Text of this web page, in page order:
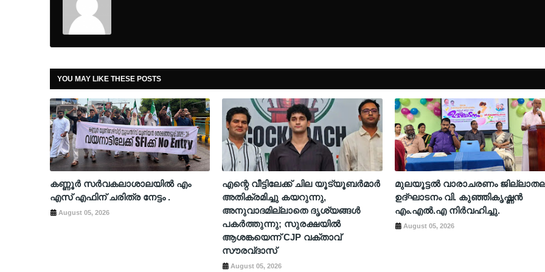
YOU MAY LIKE THESE POSTS
കണ്ണൂർ സർവകലാശാലയിൽ എം
എസ് എഫിന് ചരിത്ര നേട്ടം .
August 05, 2026
എന്റെ വീട്ടിലേക്ക് ചില യൂട്യൂബർമാർ
അതിക്രമിച്ചു കയറുന്നു,
അനുവാദമില്ലാതെ ദൃശ്യങ്ങൾ
പകർത്തുന്നു; സുരക്ഷയിൽ
ആശങ്കയെന്ന് CJP വക്താവ്
സൗരവ്ദാസ്
August 05, 2026
മുലയൂട്ടൽ വാരാചരണം
ഉദ്ഘാടനം വി. കുഞ്ഞികൃഷ്ണൻ
എം.എൽ.എ നിർവഹിച്ചു.
August 05, 2026